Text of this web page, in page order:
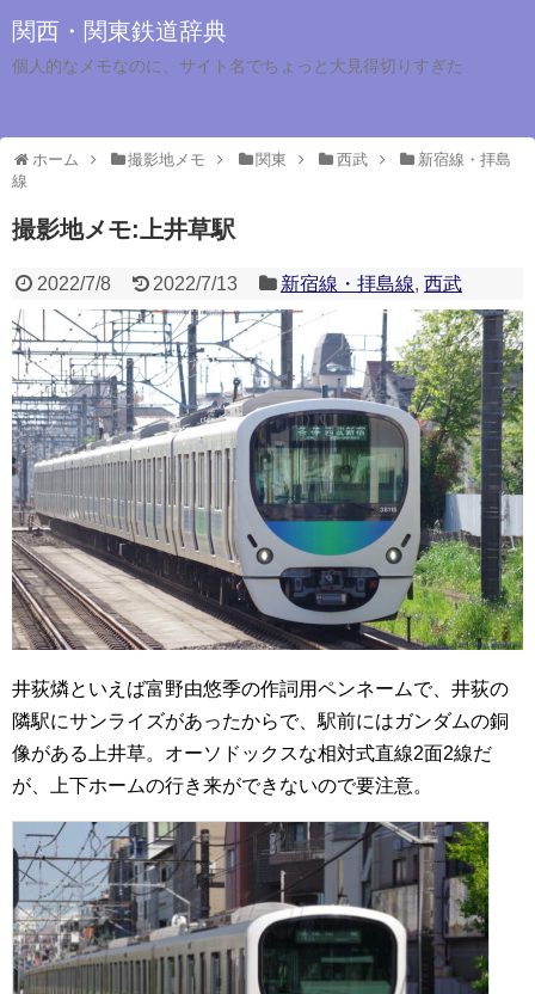
関西・関東鉄道辞典
個人的なメモなのに、サイト名でちょっと大見得切りすぎた
ホーム 撮影地メモ 関東 西武
新宿線・拝島
線
撮影地メモ:上井草駅
2022/7/8 2022/7/13 新宿線・拝島線,西武
井荻燐といえば富野由悠季の作詞用ペンネームで、井荻の
隣駅にサンライズがあったからで、駅前にはガンダムの銅
像がある上井草。オーソドックスな相対式直線2面2線だ
が、上下ホームの行き来ができないので要注意。